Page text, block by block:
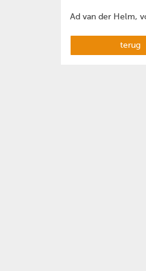
Ad van der Helm,
terug